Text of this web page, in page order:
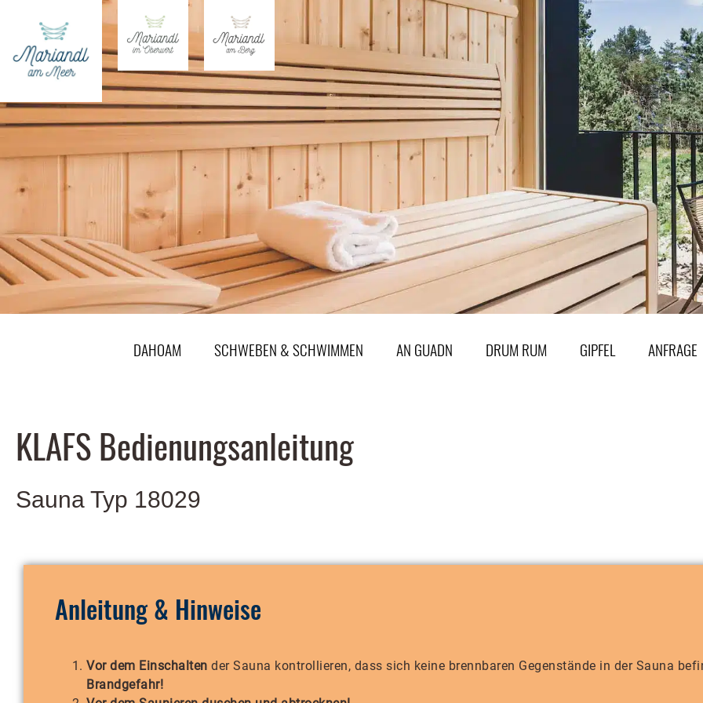
DAHOAM SCHWEBEN & SCHWIMMEN AN GUADN DRUM RUM GIPFEL ANFRAGE
KLAFS Bedienungsanleitung
Sauna Typ 18029
Anleitung & Hinweise
Vor dem Einschalten der Sauna kontrollieren, dass sich keine brennbaren Gegenstände in der Sauna
Brandgefahr!